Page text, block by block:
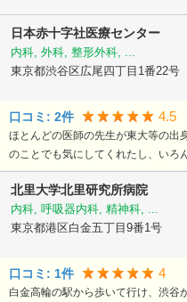
日本赤十字社医療センター
内科, 外科, 整形外科, ...
東京都渋谷区広尾四丁目1番22号
口コミ: 2件 4.5
ほとんどの医師の先生が東大等の出
のことでも気にしてくれたし、いろ
北里大学北里研究所病院
内科, 呼吸器内科, 精神科, ...
東京都港区白金五丁目9番1号
口コミ: 1件 4
白金高輪の駅から歩いて行け、渋谷